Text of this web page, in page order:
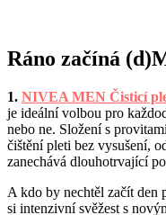
Ráno začíná (d)
1. NIVEA MEN Čisticí
je ideální volbou pro
nebo ne. Složení s
čištění pleti bez vysušení,
zanechává dlouhotrvající
A kdo by nechtěl začít den
si intenzivní svěžest s